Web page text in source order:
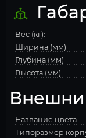
Вес (кг):
Ширина (мм)
Глубина (мм)
Высота (мм)
Название цвета:
Типоразмер